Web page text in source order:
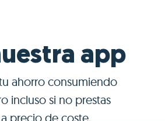
app
ahorro consumiendo
incluso si no prestas
precio de coste.